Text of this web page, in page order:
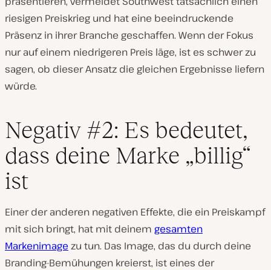
riesigen Preiskrieg und hat eine beeindruckende
Präsenz in ihrer Branche geschaffen. Wenn der Fokus
nur auf einem niedrigeren Preis läge, ist es schwer zu
sagen, ob dieser Ansatz die gleichen Ergebnisse liefern
würde.
Negativ #2: Es bedeutet,
dass deine Marke „billig“
ist
Einer der anderen negativen Effekte, die ein Preiskampf
mit sich bringt, hat mit deinem gesamten
Markenimage zu tun. Das Image, das du durch deine
Branding-Bemühungen kreierst, ist eines der